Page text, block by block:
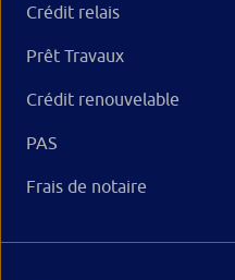
Crédit relais
Prêt Travaux
Crédit renouvelable
PAS
Frais de notaire